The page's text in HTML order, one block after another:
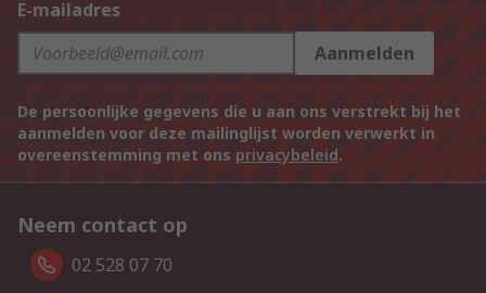
E-mailadres
Aanmelden
De persoonlijke gegevens die u aan ons verstrekt bij het
aanmelden voor deze mailinglijst worden verwerkt in
overeenstemming met ons privacybeleid.
Neem contact op
02 528 07 70